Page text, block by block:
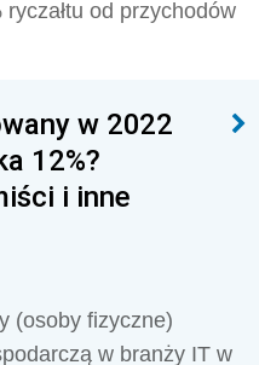
od przychodów
w 2022
12%?
i inne
(osoby fizyczne)
w branży IT w